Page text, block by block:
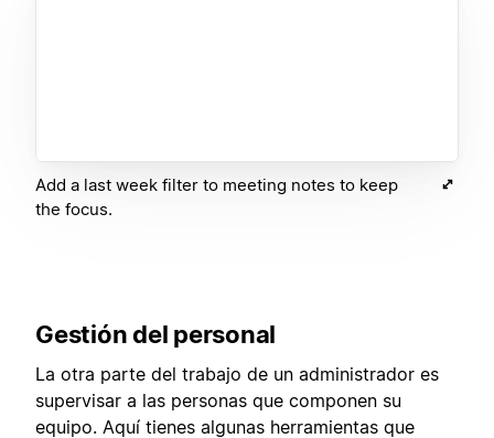
Add a last week filter to meeting notes to keep
the focus.
Gestión del personal
La otra parte del trabajo de un administrador es
supervisar a las personas que componen su
equipo. Aquí tienes algunas herramientas que